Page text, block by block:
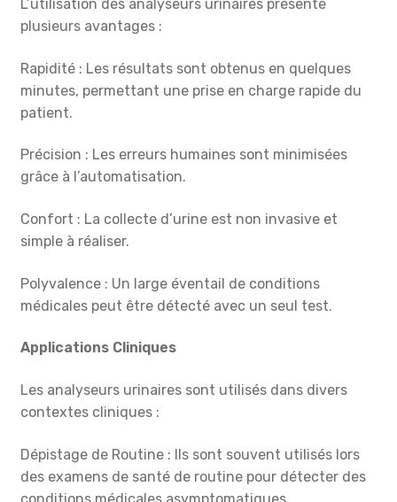
L’utilisation des analyseurs urinaires présente
plusieurs avantages :
Rapidité : Les résultats sont obtenus en quelques
minutes, permettant une prise en charge rapide du
patient.
Précision : Les erreurs humaines sont minimisées
grâce à l’automatisation.
Confort : La collecte d’urine est non invasive et
simple à réaliser.
Polyvalence : Un large éventail de conditions
médicales peut être détecté avec un seul test.
Applications Cliniques
Les analyseurs urinaires sont utilisés dans divers
contextes cliniques :
Dépistage de Routine : Ils sont souvent utilisés lors
des examens de santé de routine pour détecter des
conditions médicales asymptomatiques.